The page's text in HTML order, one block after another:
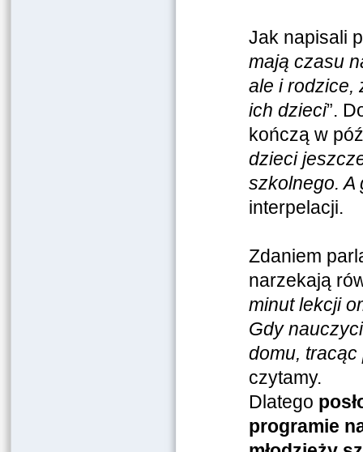
Jak napisali
mają czasu
ale i rodzice,
ich dzieci”.
kończą w
dzieci
szkolnego. A
interpelacji.
Zdaniem
narzekają
minut lekcji
Gdy
domu, tracąc
czytamy.
Dlatego
programie